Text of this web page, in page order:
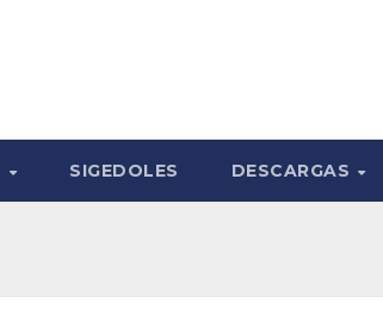
SIGEDOLES DESCARGAS